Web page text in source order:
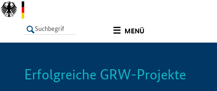
MENÜ
LISTE Info
Erfolgreiche GRW-Projekte